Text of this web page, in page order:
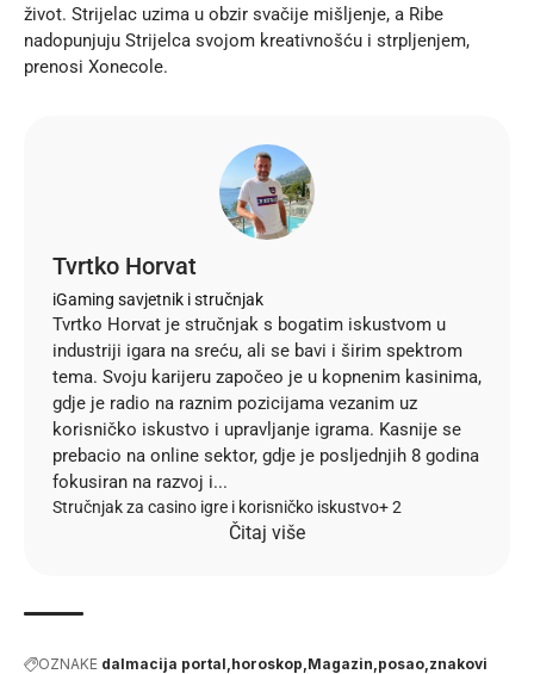
život. Strijelac uzima u obzir svačije mišljenje, a Ribe
nadopunjuju Strijelca svojom kreativnošću i strpljenjem,
prenosi Xonecole.
Tvrtko Horvat
iGaming savjetnik i stručnjak
Tvrtko Horvat je stručnjak s bogatim iskustvom u
industriji igara na sreću, ali se bavi i širim spektrom
tema. Svoju karijeru započeo je u kopnenim kasinima,
gdje je radio na raznim pozicijama vezanim uz
korisničko iskustvo i upravljanje igrama. Kasnije se
prebacio na online sektor, gdje je posljednjih 8 godina
fokusiran na razvoj i...
Stručnjak za casino igre i korisničko iskustvo+ 2
Čitaj više
OZNAKE dalmacija portal horoskop Magazin posao znakovi